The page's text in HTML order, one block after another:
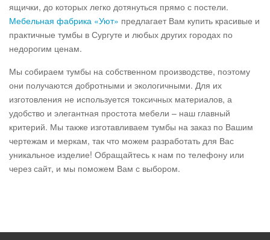
ящички, до которых легко дотянуться прямо с постели.
Мебельная фабрика «Уют» предлагает Вам купить красивые и
практичные тумбы в Сургуте и любых других городах по
недорогим ценам.
Мы собираем тумбы на собственном производстве, поэтому
они получаются добротными и экологичными. Для их
изготовления не используется токсичных материалов, а
удобство и элегантная простота мебели – наш главный
критерий. Мы также изготавливаем тумбы на заказ по Вашим
чертежам и меркам, так что можем разработать для Вас
уникальное изделие! Обращайтесь к нам по телефону или
через сайт, и мы поможем Вам с выбором.